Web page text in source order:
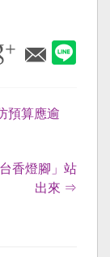
預算應逾
香燈腳」站
出來 ⇒